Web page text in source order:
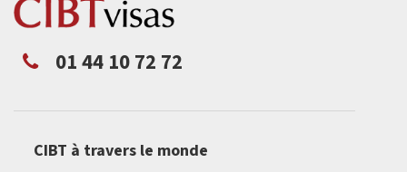
01 44 10 72 72
CIBT à travers le monde